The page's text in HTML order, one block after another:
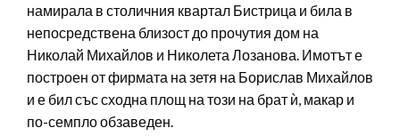
намирала в столичния квартал Бистрица и била в
непосредствена близост до прочутия дом на
Николай Михайлов и Николета Лозанова. Имотът е
построен от фирмата на зетя на Борислав Михайлов
и е бил със сходна площ на този на брат ѝ, макар и
по-семпло обзаведен.